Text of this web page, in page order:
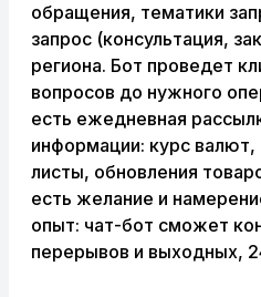
обращения, тематики
запрос (консультация,
региона. Бот проведет
вопросов до нужного
есть ежедневная
информации: курс
листы, обновления
есть желание и
опыт: чат-бот сможет
перерывов и выходных,